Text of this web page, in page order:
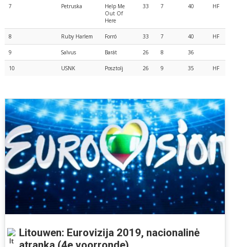
7 Petruska
Help Me
Out Of
Here
33 7 40 HF
8 Ruby Harlem Forró 33 7 40 HF
9 Salvus Barát 26 8 36
10 USNK Posztolj 26 9 35 HF
Litouwen: Eurovizija 2019, nacionalinė